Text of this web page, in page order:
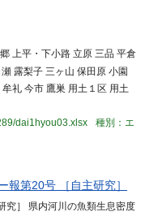
上平・下小路 立原 三品 平倉
露梨子 三ヶ山 保田原 小園
礼 今市 鷹巣 用土１区 用土
dai1hyou03.xlsx
種別：エ
報第20号 ［自主研究］
究］ 県内河川の魚類生息密度